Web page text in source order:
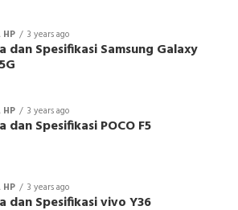
HP 3 years ago
dan Spesifikasi Samsung Galaxy
HP 3 years ago
dan Spesifikasi POCO F5
HP 3 years ago
dan Spesifikasi vivo Y36